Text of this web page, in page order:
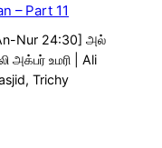
– Part 11
Nur 24:30] அல்
அக்பர் உமரி | Ali
Trichy